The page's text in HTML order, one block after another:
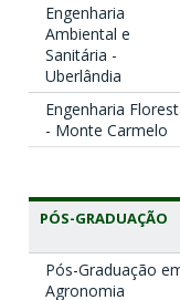
Engenharia
Ambiental e
Sanitária -
Uberlândia
Engenharia
- Monte Carmelo
PÓS-GRADUAÇÃO
Pós-Graduação
Agronomia